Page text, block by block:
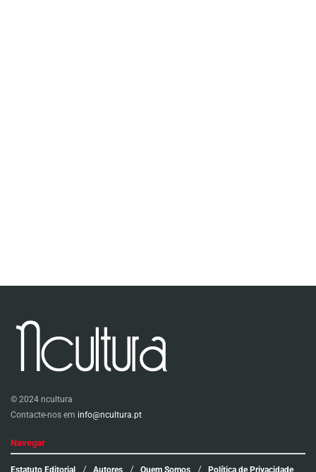
© 2024 ncultura
Contacte-nos em info@ncultura.pt
Navegar
Estatuto Editorial Autores Quem Somos Política de Privacidade